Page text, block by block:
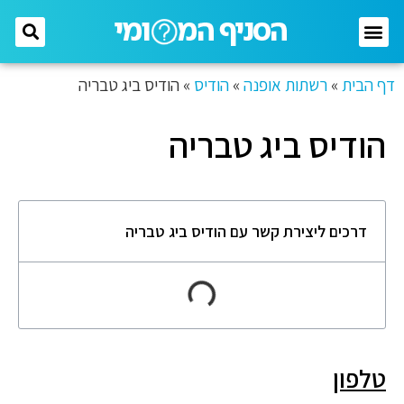
דף הבית » רשתות אופנה » הודיס » הודיס ביג טבריה
הודיס ביג טבריה
דרכים ליצירת קשר עם הודיס ביג טבריה
טלפון